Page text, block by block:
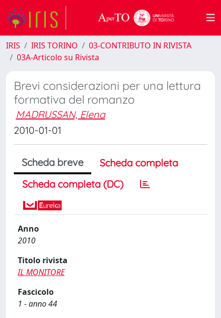
IRIS IRIS TORINO
03-CONTRIBUTO IN RIVISTA
03A-Articolo su Rivista
Brevi considerazioni per una lettura
formativa del romanzo
MADRUSSAN, Elena
2010-01-01
Scheda breve
Scheda completa
Scheda completa (DC)
Anno
2010
Titolo rivista
IL MONITORE
Fascicolo
1 - anno 44